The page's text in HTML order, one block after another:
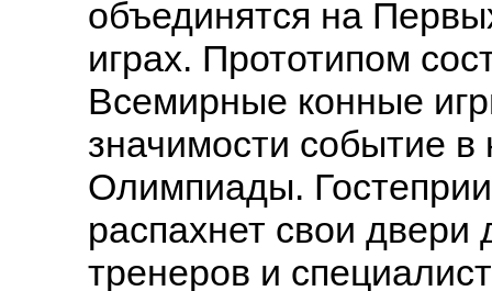
объединятся на
играх. Прототипом
Всемирные конные
значимости событие
Олимпиады.
распахнет свои двери
тренеров и